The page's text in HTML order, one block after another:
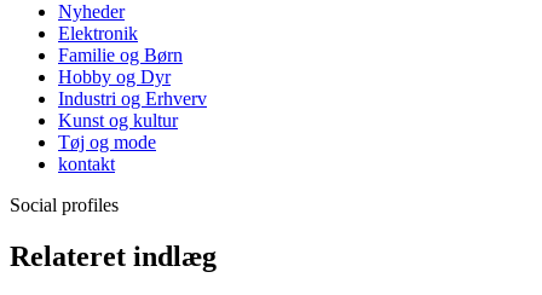
Nyheder
Elektronik
Familie og Børn
Hobby og Dyr
Industri og Erhverv
Kunst og kultur
Tøj og mode
kontakt
Social profiles
Relateret indlæg